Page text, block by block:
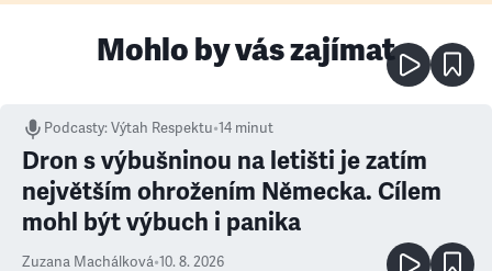
Mohlo by vás zajímat
Podcasty:Výtah Respektu•14 minut
Dron s výbušninou na letišti je zatím
největším ohrožením Německa. Cílem
mohl být výbuch i panika
Zuzana Machálková•10. 8. 2026